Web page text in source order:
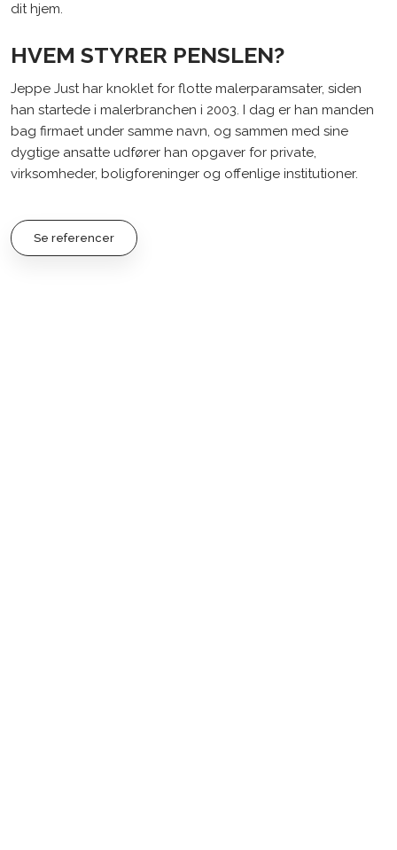
dit hjem.
HVEM STYRER PENSLEN?
Jeppe Just har knoklet for flotte malerparamsater, siden
han startede i malerbranchen i 2003. I dag er han manden
bag firmaet under samme navn, og sammen med sine
dygtige ansatte udfører han opgaver for private,
virksomheder, boligforeninger og offenlige institutioner.​
Se referencer